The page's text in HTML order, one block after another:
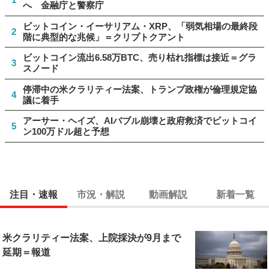
へ 金融庁と警察庁
2
ビットコイン・イーサリアム・XRP、「弱気相場の最終段
階に典型的な兆候」＝クリプトクアント
3
ビットコイン流出6.58万BTC、売り枯れ指標は接近＝グラ
スノード
4
停滞中の米クラリティー法案、トランプ政権が倫理規定協
議に着手
5
アーサー・ヘイズ、AIバブル崩壊と政府救済でビットコイ
ン100万ドル超と予想
注目・速報 市況・解説 動画解説 新着一覧
米クラリティー法案、上院採決が9月まで
延期＝報道